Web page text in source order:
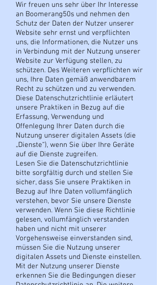
Wir freuen uns sehr über Ihr Interesse
an Boomerang50s und nehmen den
Schutz der Daten der Nutzer unserer
Website sehr ernst und verpflichten
uns, die Informationen, die Nutzer uns
in Verbindung mit der Nutzung unserer
Website zur Verfügung stellen, zu
schützen. Des Weiteren verpflichten wir
uns, Ihre Daten gemäß anwendbarem
Recht zu schützen und zu verwenden.
Diese Datenschutzrichtlinie erläutert
unsere Praktiken in Bezug auf die
Erfassung, Verwendung und
Offenlegung Ihrer Daten durch die
Nutzung unserer digitalen Assets (die
„Dienste“), wenn Sie über Ihre Geräte
auf die Dienste zugreifen.
Lesen Sie die Datenschutzrichtlinie
bitte sorgfältig durch und stellen Sie
sicher, dass Sie unsere Praktiken in
Bezug auf Ihre Daten vollumfänglich
verstehen, bevor Sie unsere Dienste
verwenden. Wenn Sie diese Richtlinie
gelesen, vollumfänglich verstanden
haben und nicht mit unserer
Vorgehensweise einverstanden sind,
müssen Sie die Nutzung unserer
digitalen Assets und Dienste einstellen.
Mit der Nutzung unserer Dienste
erkennen Sie die Bedingungen dieser